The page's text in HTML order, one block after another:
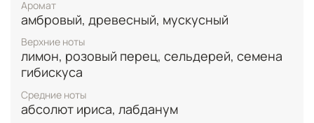
Аромат
амбровый, древесный, мускусный
Верхние ноты
лимон, розовый перец, сельдерей, семена
гибискуса
Средние ноты
абсолют ириса, лабданум